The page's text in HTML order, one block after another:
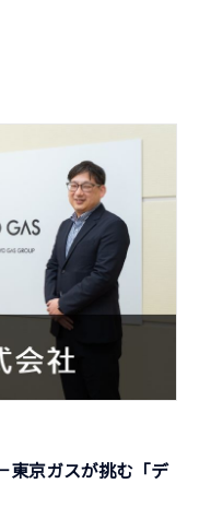
東京ガスが挑む「デ